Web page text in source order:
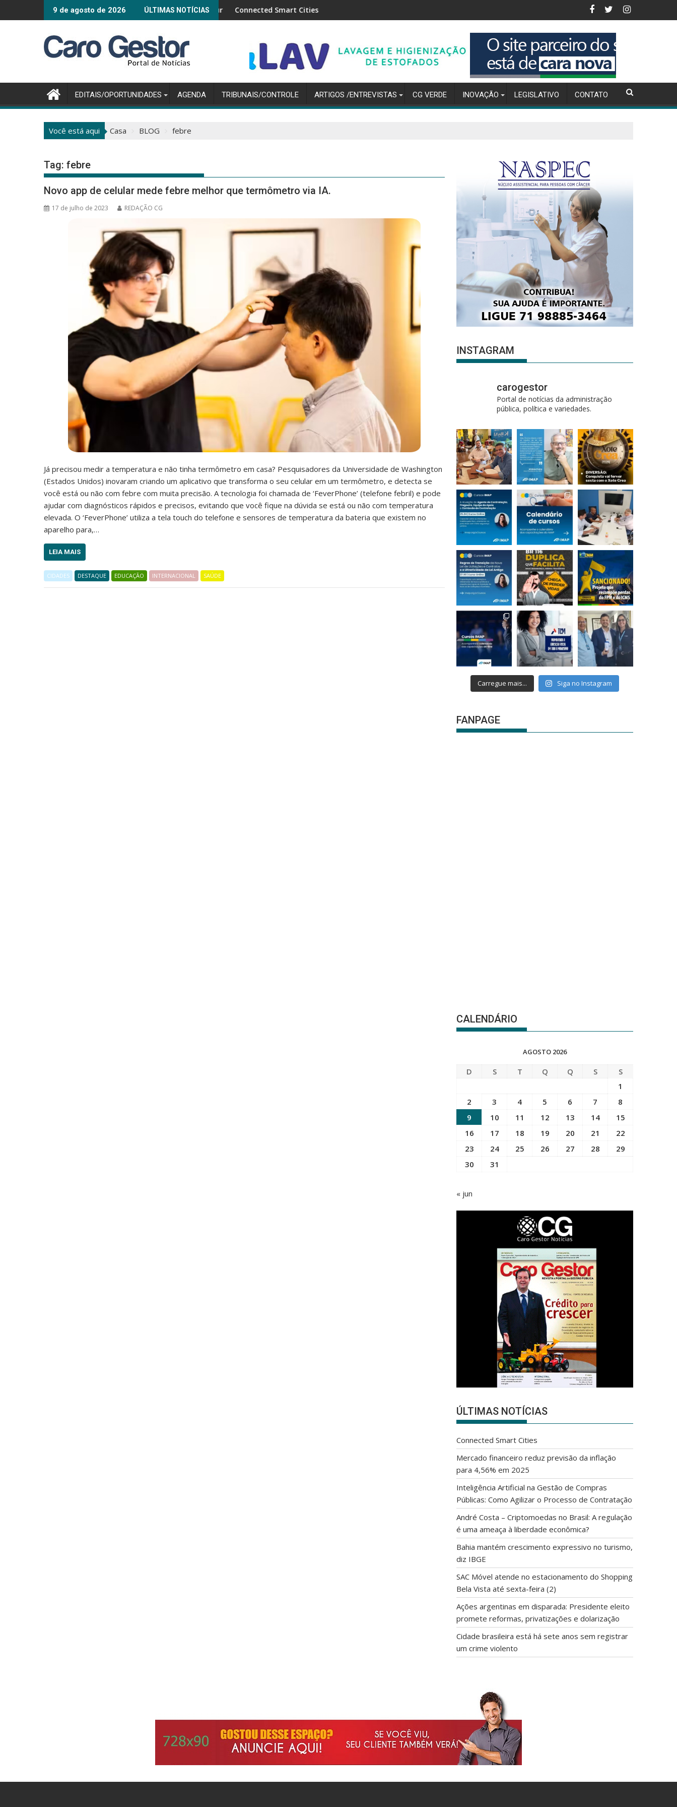
para
9 de agosto de 2026 ÚLTIMAS NOTÍCIAS
Connected Smart Cities Inteligência Artificial na Gestão de
EDITAIS/OPORTUNIDADES AGENDA TRIBUNAIS/CONTROLE ARTIGOS /ENTREVISTAS CG VERDE INOVAÇÃO LEGISLATIVO CONTATO
Você está aqui Casa BLOG febre
Tag: febre
Novo app de celular mede febre melhor que termômetro via IA.
17 de julho de 2023 REDAÇÃO CG
Já precisou medir a temperatura e não tinha termômetro em casa? Pesquisadores da Universidade de Washington
(Estados Unidos) inovaram criando um aplicativo que transforma o seu celular em um termômetro, e detecta se
você está ou não com febre com muita precisão. A tecnologia foi chamada de ‘FeverPhone’ (telefone febril) e pode
ajudar com diagnósticos rápidos e precisos, evitando que você fique na dúvida se está ou não com temperatura
elevada. O ‘FeverPhone’ utiliza a tela touch do telefone e sensores de temperatura da bateria que existem no
aparelho para,…
LEIA MAIS
CIDADES DESTAQUE EDUCAÇÃO INTERNACIONAL SAÚDE
INSTAGRAM
carogestor
Portal de notícias da administração
pública, política e variedades.
Carregue mais... Siga no Instagram
FANPAGE
CALENDÁRIO
AGOSTO 2026
D S T Q Q S
S
1
2
3 4 5 6 7
8
9
10 11 12 13 14
15
16
17 18 19 20 21
22
23
24 25 26 27 28
29
30
31
« jun
ÚLTIMAS NOTÍCIAS
Connected Smart Cities
Mercado financeiro reduz previsão da inflação
para 4,56% em 2025
Inteligência Artificial na Gestão de Compras
Públicas: Como Agilizar o Processo de Contratação
André Costa – Criptomoedas no Brasil: A regulação
é uma ameaça à liberdade econômica?
Bahia mantém crescimento expressivo no turismo,
diz IBGE
SAC Móvel atende no estacionamento do Shopping
Bela Vista até sexta-feira (2)
Ações argentinas em disparada: Presidente eleito
promete reformas, privatizações e dolarização
Cidade brasileira está há sete anos sem registrar
um crime violento